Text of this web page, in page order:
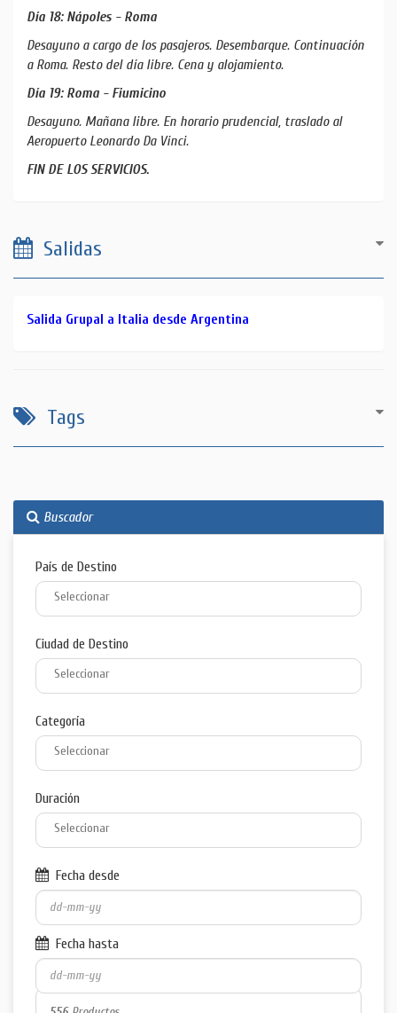
Día 18: Nápoles - Roma
Desayuno a cargo de los pasajeros. Desembarque. Continuación
a Roma. Resto del día libre. Cena y alojamiento.
Día 19: Roma - Fiumicino
Desayuno. Mañana libre. En horario prudencial, traslado al
Aeropuerto Leonardo Da Vinci.
FIN DE LOS SERVICIOS.
Salidas
Salida Grupal a Italia desde Argentina
Tags
Buscador
País de Destino
Ciudad de Destino
Categoría
Duración
Fecha desde
Fecha hasta